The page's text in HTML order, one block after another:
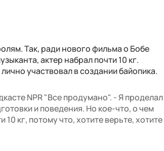
Так, ради нового фильма о Бобе
актер набрал почти 10 кг.
участвовал в создании байопика.
NPR "Все продумано". - Я проделал
и поведения. Но кое-что, о чем
10 кг, потому что, хотите верьте, хотите